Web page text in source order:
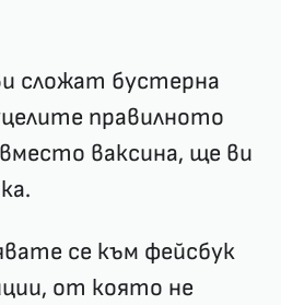
сложат бустерна
правилното
ваксина, ще ви
се към фейсбук
от която не